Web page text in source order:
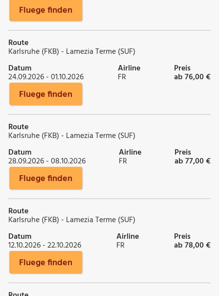
Fluege finden
Route
Karlsruhe (FKB) - Lamezia Terme (SUF)
Datum
24.09.2026 - 01.10.2026
Airline
FR
Preis
ab 76,00 €
Fluege finden
Route
Karlsruhe (FKB) - Lamezia Terme (SUF)
Datum
28.09.2026 - 08.10.2026
Airline
FR
Preis
ab 77,00 €
Fluege finden
Route
Karlsruhe (FKB) - Lamezia Terme (SUF)
Datum
12.10.2026 - 22.10.2026
Airline
FR
Preis
ab 78,00 €
Fluege finden